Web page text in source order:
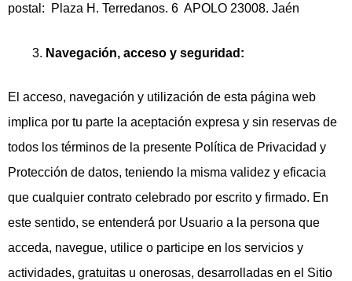
postal: Plaza H. Terredanos. 6 APOLO 23008. Jaén
Navegación, acceso y seguridad:
El acceso, navegación y utilización de esta página web
implica por tu parte la aceptación expresa y sin reservas de
todos los términos de la presente Política de Privacidad y
Protección de datos, teniendo la misma validez y eficacia
que cualquier contrato celebrado por escrito y firmado. En
este sentido, se entenderá́ por Usuario a la persona que
acceda, navegue, utilice o participe en los servicios y
actividades, gratuitas u onerosas, desarrolladas en el Sitio